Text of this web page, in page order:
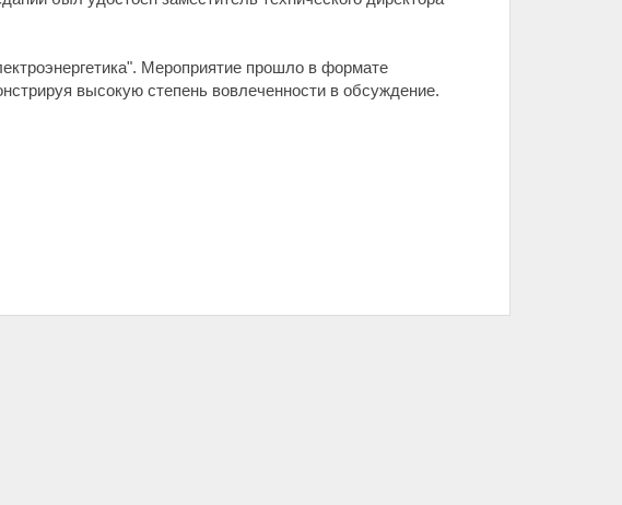
Мероприятие прошло в формате
высокую степень вовлеченности в обсуждение.